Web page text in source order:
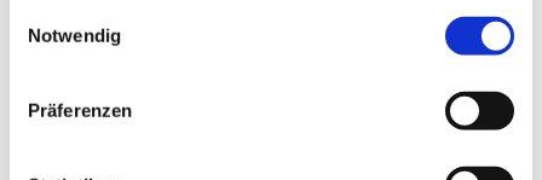
Notwendig
Präferenzen
Beratung der Architekten wurde auch ein
feststehendes Seitenteil der Glastrennwände als
Sicherheitsglas mit zusätzlich schaltbarem